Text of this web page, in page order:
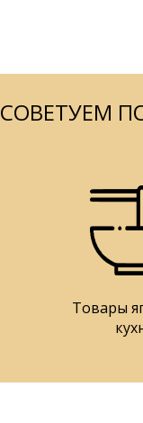
СОВЕТУЕМ
Товары